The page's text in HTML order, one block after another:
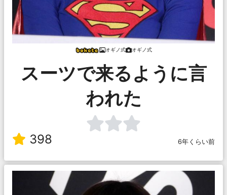
オギノ式 オギノ式
スーツで来るように言
われた
398 6年くらい前